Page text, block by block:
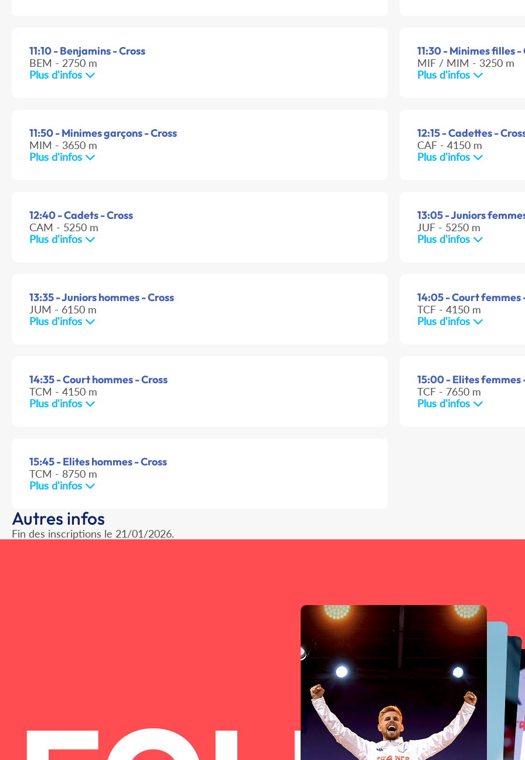
11:10 - Benjamins - Cross
BEM - 2750 m
Plus d'infos
11:30 - Minimes filles -
MIF / MIM - 3250 m
Plus d'infos
11:50 - Minimes garçons - Cross
MIM - 3650 m
Plus d'infos
12:15 - Cadettes -
CAF - 4150 m
Plus d'infos
12:40 - Cadets - Cross
CAM - 5250 m
Plus d'infos
13:05 - Juniors
JUF - 5250 m
Plus d'infos
13:35 - Juniors hommes - Cross
JUM - 6150 m
Plus d'infos
14:05 - Court femmes
TCF - 4150 m
Plus d'infos
14:35 - Court hommes - Cross
TCM - 4150 m
Plus d'infos
15:00 - Elites femmes
TCF - 7650 m
Plus d'infos
15:45 - Elites hommes - Cross
TCM - 8750 m
Plus d'infos
Autres infos
Fin des inscriptions le 21/01/2026.